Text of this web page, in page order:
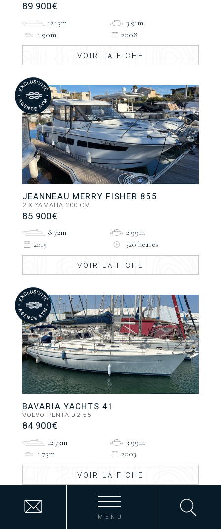
89 900€
12.15m
3.91m
1.90m
2008
VOIR LA FICHE
JEANNEAU MERRY FISHER 855
2 X YAMAHA 200 CV
85 900€
8.72m
2.99m
2015
320 heures
VOIR LA FICHE
BAVARIA YACHTS 41
VOLVO PENTA D2-55
84 900€
12.73m
3.99m
1.75m
2003
VOIR LA FICHE